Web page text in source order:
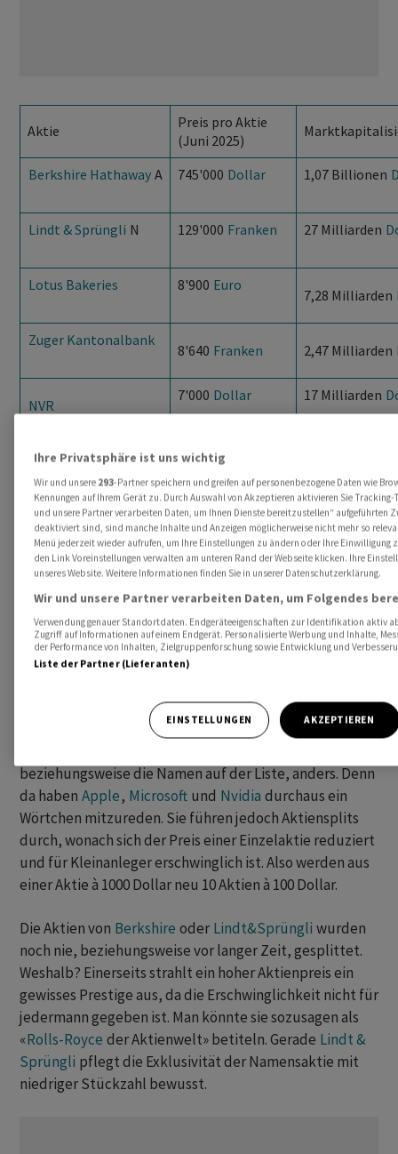
Aktie
Preis pro Aktie
(Juni 2025)
Berkshire Hathaway A 745'000 Dollar 1,07 Billionen
Lindt & Sprüngli N 129'000 Franken 27 Milliarden
Lotus Bakeries 8'900 Euro
7,28 Milliarden
Zuger Kantonalbank
8'640 Franken 2,47 Milliarden
NVR
7'000 Dollar 17 Milliarden
Die Aktienpreise dürften Ausdruck eines langfristigen,
stabilitätsorientierten Unternehmensstils sein. Bei
Berkshire Hathawaysteht der hohe Kurs der A-Aktie für
die akkumulierte Substanz und eine über Jahrzehnte
hinweg konsequent profitable Kapitalallokation unter
Warren Buffett. Dank seiner langfristigen,
wertorientierten Anlagestrategie verwandelte er die
Holdinggesellschaft in eine Erfolgsgeschichte.
Bildet man das Ranking anhand der
beziehungsweise die Namen auf der Liste, anders. Denn
da haben Apple, Microsoft und Nvidia durchaus ein
Wörtchen mitzureden. Sie führen jedoch Aktiensplits
durch, wonach sich der Preis einer Einzelaktie reduziert
und für Kleinanleger erschwinglich ist. Also werden aus
einer Aktie à 1000 Dollar neu 10 Aktien à 100 Dollar.
Die Aktien von Berkshire oder Lindt&Sprüngli wurden
noch nie, beziehungsweise vor langer Zeit, gesplittet.
Weshalb? Einerseits strahlt ein hoher Aktienpreis ein
gewisses Prestige aus, da die Erschwinglichkeit nicht für
jedermann gegeben ist. Man könnte sie sozusagen als
«Rolls-Royce der Aktienwelt» betiteln. Gerade Lindt &
Sprüngli pflegt die Exklusivität der Namensaktie mit
niedriger Stückzahl bewusst.
Ihre Privatsphäre ist uns wichtig
Wir und unsere 293-Partner speichern und greifen auf personenbezogene Daten wie
Kennungen auf Ihrem Gerät zu. Durch Auswahl von Akzeptieren aktivieren Sie
und unsere Partner verarbeiten Daten, um Ihnen Dienste bereitzustellen“ aufgeführten
deaktiviert sind, sind manche Inhalte und Anzeigen möglicherweise nicht mehr so
Menü jederzeit wieder aufrufen, um Ihre Einstellungen zu ändern oder Ihre Einwilligung
den Link Voreinstellungen verwalten am unteren Rand der Webseite klicken. Ihre
unseres Website. Weitere Informationen finden Sie in unserer Datenschutzerklärung.
Wir und unsere Partner verarbeiten Daten, um Folgendes
Verwendung genauer Standortdaten. Endgeräteeigenschaften zur Identifikation aktiv
Zugriff auf Informationen auf einem Endgerät. Personalisierte Werbung und Inhalte,
der Performance von Inhalten, Zielgruppenforschung sowie Entwicklung und
Liste der Partner (Lieferanten)
EINSTELLUNGEN AKZEPTIEREN